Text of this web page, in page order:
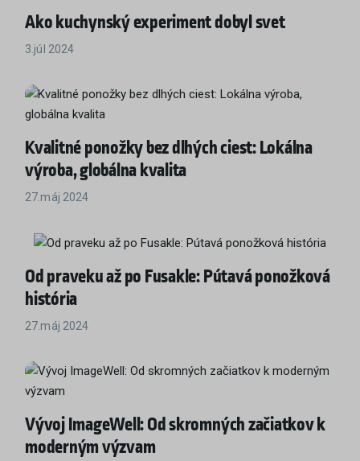
Ako kuchynský experiment dobyl svet
3.júl 2024
Kvalitné ponožky bez dlhých ciest: Lokálna
výroba, globálna kvalita
27.máj 2024
Od praveku až po Fusakle: Pútavá ponožková
história
27.máj 2024
Vývoj ImageWell: Od skromných začiatkov k
moderným výzvam